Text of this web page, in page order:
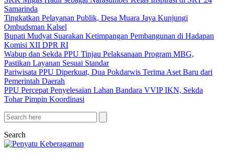
Samarinda
Tingkatkan Pelayanan Publik, Desa Muara Jaya Kunjungi
Ombudsman Kalsel
Bupati Mudyat Suarakan Ketimpangan Pembangunan di Hadapan
Komisi XII DPR RI
Wabup dan Sekda PPU Tinjau Pelaksanaan Program MBG,
Pastikan Layanan Sesuai Standar
Pariwisata PPU Diperkuat, Dua Pokdarwis Terima Aset Baru dari
Pemerintah Daerah
PPU Percepat Penyelesaian Lahan Bandara VVIP IKN, Sekda
Tohar Pimpin Koordinasi
Search